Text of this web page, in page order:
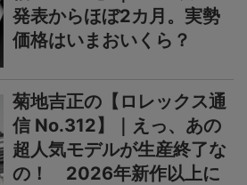
発表からほぼ2カ月。実勢
価格はいまおいくら？
菊地吉正の【ロレックス通
信 No.312】｜えっ、あの
超人気モデルが生産終了な
の！ 2026年新作以上に